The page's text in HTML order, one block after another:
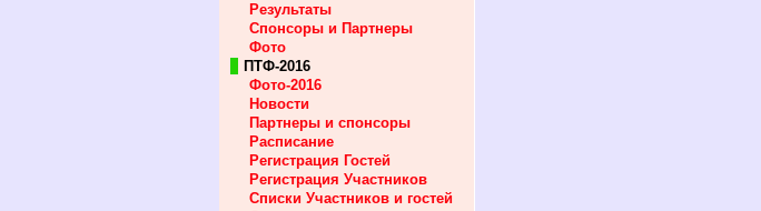
Результаты
Спонсоры и Партнеры
Фото
ПТФ-2016
Фото-2016
Новости
Партнеры и спонсоры
Расписание
Регистрация Гостей
Регистрация Участников
Списки Участников и гостей